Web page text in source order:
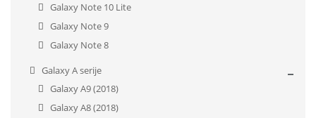
Galaxy Note 10 Lite
Galaxy Note 9
Galaxy Note 8
Galaxy A serije
Galaxy A9 (2018)
Galaxy A8 (2018)